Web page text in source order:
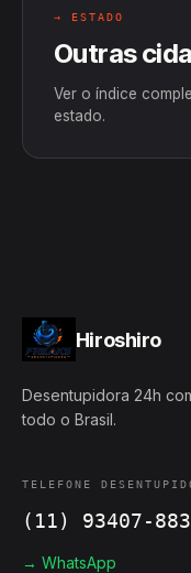
→ ESTADO
Outras
Ver o índice
estado.
Hiroshiro
Desentupidora 24h
todo o Brasil.
TELEFONE
(11) 93407-
→ WhatsApp